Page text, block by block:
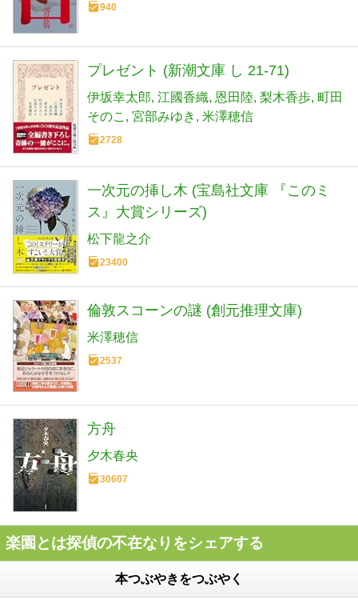
940
プレゼント (新潮文庫 し 21-71)
伊坂幸太郎 江國香織 恩田陸 梨木香歩 町田
そのこ
宮部みゆき 米澤穂信
2728
一次元の挿し木 (宝島社文庫 『このミ
ス』大賞シリーズ)
松下龍之介
23400
倫敦スコーンの謎 (創元推理文庫)
米澤穂信
2537
方舟
夕木春央
30607
楽園とは探偵の不在なりをシェアする
本つぶやきをつぶやく